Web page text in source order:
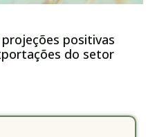
positivas
do setor